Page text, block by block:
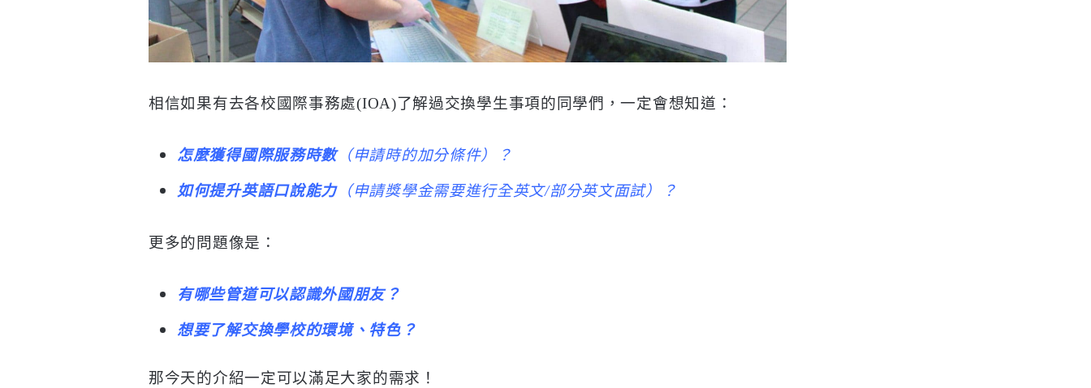
相信如果有去各校國際事務處(IOA)了解過交換學生事項的同學們，一定會想知道：
怎麼獲得國際服務時數（申請時的加分條件）？
如何提升英語口說能力（申請獎學金需要進行全英文/部分英文面試）？
更多的問題像是：
有哪些管道可以認識外國朋友？
想要了解交換學校的環境、特色？
那今天的介紹一定可以滿足大家的需求！